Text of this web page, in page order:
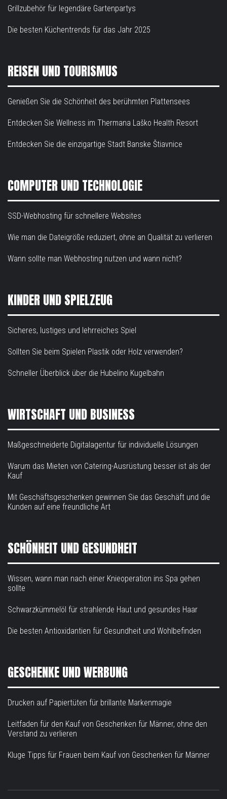
Grillzubehör für legendäre Gartenpartys
Die besten Küchentrends für das Jahr 2025
REISEN UND TOURISMUS
Genießen Sie die Schönheit des berühmten Plattensees
Entdecken Sie Wellness im Thermana Laško Health Resort
Entdecken Sie die einzigartige Stadt Banske Štiavnice
COMPUTER UND TECHNOLOGIE
SSD-Webhosting für schnellere Websites
Wie man die Dateigröße reduziert, ohne an Qualität zu verlieren
Wann sollte man Webhosting nutzen und wann nicht?
KINDER UND SPIELZEUG
Sicheres, lustiges und lehrreiches Spiel
Sollten Sie beim Spielen Plastik oder Holz verwenden?
Schneller Überblick über die Hubelino Kugelbahn
WIRTSCHAFT UND BUSINESS
Maßgeschneiderte Digitalagentur für individuelle Lösungen
Warum das Mieten von Catering-Ausrüstung besser ist als der
Kauf
Mit Geschäftsgeschenken gewinnen Sie das Geschäft und die
Kunden auf eine freundliche Art
SCHÖNHEIT UND GESUNDHEIT
Wissen, wann man nach einer Knieoperation ins Spa gehen
sollte
Schwarzkümmelöl für strahlende Haut und gesundes Haar
Die besten Antioxidantien für Gesundheit und Wohlbefinden
GESCHENKE UND WERBUNG
Drucken auf Papiertüten für brillante Markenmagie
Leitfaden für den Kauf von Geschenken für Männer, ohne den
Verstand zu verlieren
Kluge Tipps für Frauen beim Kauf von Geschenken für Männer